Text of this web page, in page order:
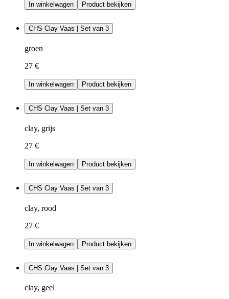
In winkelwagen Product bekijken
CHS Clay Vaas | Set van 3
groen
27 €
In winkelwagen Product bekijken
CHS Clay Vaas | Set van 3
clay, grijs
27 €
In winkelwagen Product bekijken
CHS Clay Vaas | Set van 3
clay, rood
27 €
In winkelwagen Product bekijken
CHS Clay Vaas | Set van 3
clay, geel